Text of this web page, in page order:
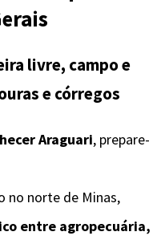
livre, campo e
e córregos
Araguari, prepare-
no norte de Minas,
entre agropecuária,